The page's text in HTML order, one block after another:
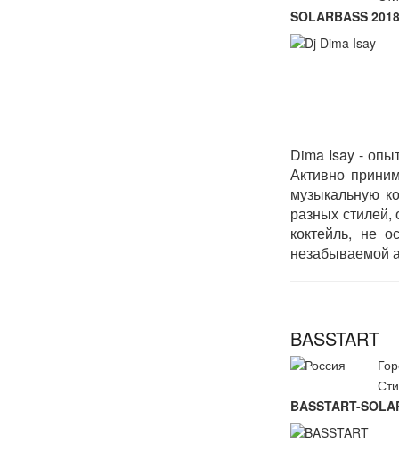
SOLARBASS
Dima Isay -
Активно
музыкальную
разных стилей,
коктейль, не
незабываемой
BASSTART
BASSTART-